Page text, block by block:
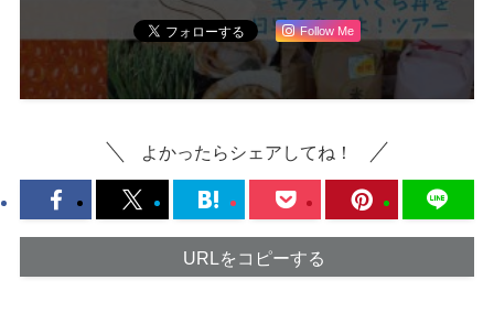
Follow Me
よかったらシェアしてね！
URLをコピーする